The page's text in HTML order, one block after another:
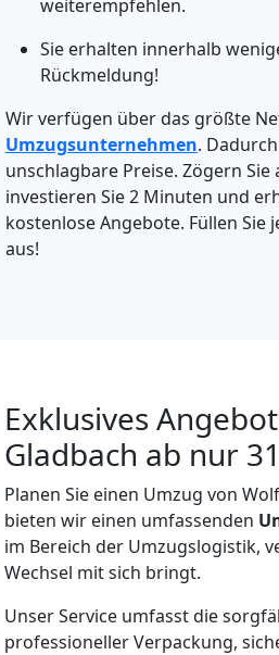
weiterempfehlen.
Sie erhalten innerhalb
Rückmeldung!
Wir verfügen über das größte
Umzugsunternehmen.
unschlagbare Preise. Zögern Sie
investieren Sie 2 Minuten und
kostenlose Angebote. Füllen Sie
aus!
Exklusives
Gladbach ab nur
Planen Sie einen Umzug von
bieten wir einen umfassenden
im Bereich der Umzugslogistik,
Wechsel mit sich bringt.
Unser Service umfasst die
professioneller Verpackung,